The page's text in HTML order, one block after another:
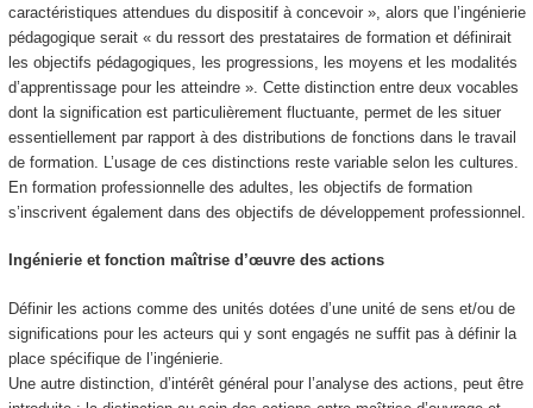
caractéristiques attendues du dispositif à concevoir », alors que l’ingénierie
pédagogique serait « du ressort des prestataires de formation et définirait
les objectifs pédagogiques, les progressions, les moyens et les modalités
d’apprentissage pour les atteindre ». Cette distinction entre deux vocables
dont la signification est particulièrement fluctuante, permet de les situer
essentiellement par rapport à des distributions de fonctions dans le travail
de formation. L’usage de ces distinctions reste variable selon les cultures.
En formation professionnelle des adultes, les objectifs de formation
s’inscrivent également dans des objectifs de développement professionnel.
Ingénierie et fonction maîtrise d’œuvre des actions
Définir les actions comme des unités dotées d’une unité de sens et/ou de
significations pour les acteurs qui y sont engagés ne suffit pas à définir la
place spécifique de l’ingénierie.
Une autre distinction, d’intérêt général pour l’analyse des actions, peut être